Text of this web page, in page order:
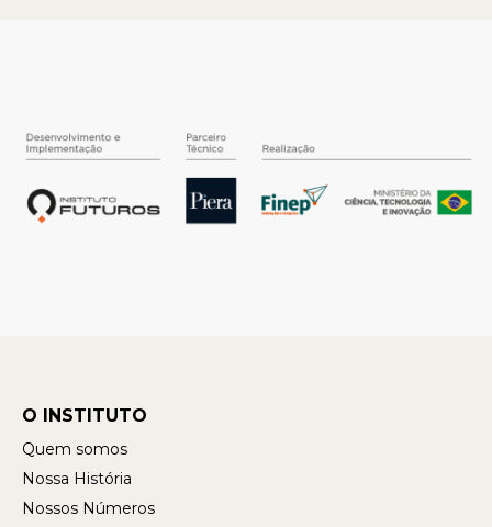
O INSTITUTO
Quem somos
Nossa História
Nossos Números